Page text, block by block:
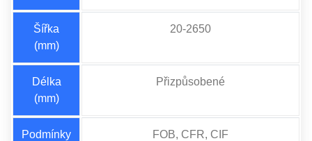
Šířka
(mm)
20-2650
Délka
(mm)
Přizpůsobené
Podmínky
FOB, CFR, CIF